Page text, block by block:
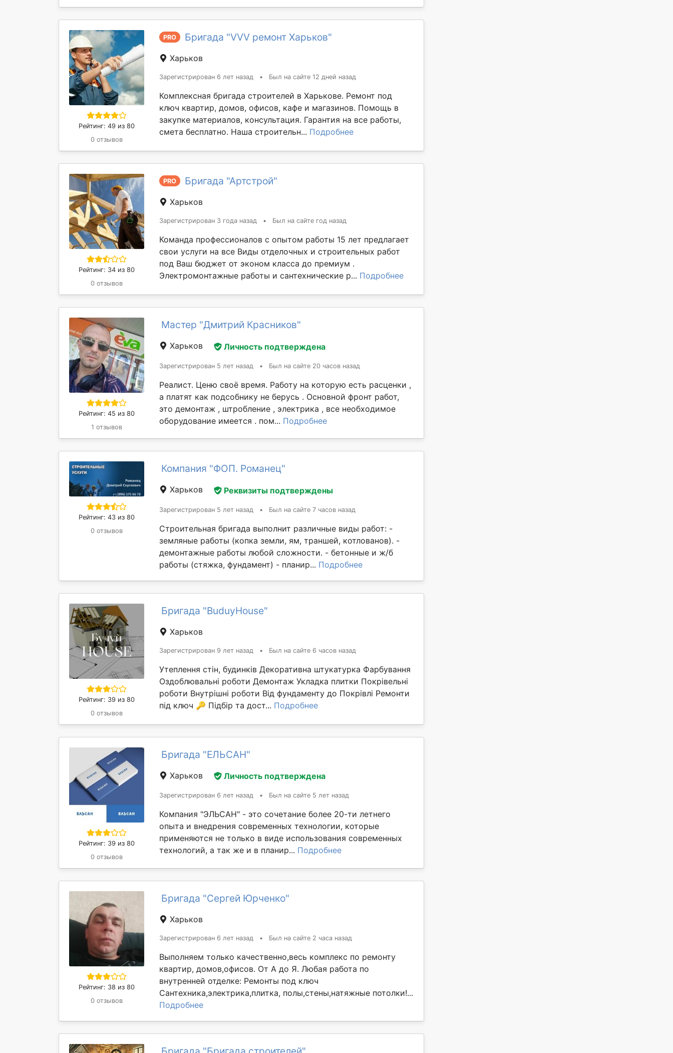
Рейтинг: 49 из 80
0 отзывов
PRO Бригада "VVV ремонт Харьков"
Харьков
Зарегистрирован 6 лет назад • Был на сайте 12 дней назад
Комплексная бригада строителей в Харькове. Ремонт под
ключ квартир, домов, офисов, кафе и магазинов. Помощь в
закупке материалов, консультация. Гарантия на все работы,
смета бесплатно. Наша строительн... Подробнее
Рейтинг: 34 из 80
0 отзывов
PRO Бригада "Артстрой"
Харьков
Зарегистрирован 3 года назад • Был на сайте год назад
Команда профессионалов с опытом работы 15 лет предлагает
свои услуги на все Виды отделочных и строительных работ
под Ваш бюджет от эконом класса до премиум .
Электромонтажные работы и сантехнические р... Подробнее
Рейтинг: 45 из 80
1 отзывов
Мастер "Дмитрий Красников"
Харьков Личность подтверждена
Зарегистрирован 5 лет назад • Был на сайте 20 часов назад
Реалист. Ценю своё время. Работу на которую есть расценки ,
а платят как подсобнику не берусь . Основной фронт работ,
это демонтаж , штробление , электрика , все необходимое
оборудование имеется . пом... Подробнее
Рейтинг: 43 из 80
0 отзывов
Компания "ФОП. Романец"
Харьков Реквизиты подтверждены
Зарегистрирован 5 лет назад • Был на сайте 7 часов назад
Строительная бригада выполнит различные виды работ: -
земляные работы (копка земли, ям, траншей, котлованов). -
демонтажные работы любой сложности. - бетонные и ж/б
работы (стяжка, фундамент) - планир... Подробнее
Рейтинг: 39 из 80
0 отзывов
Бригада "BuduyHouse"
Харьков
Зарегистрирован 9 лет назад • Был на сайте 6 часов назад
Утеплення стін, будинків Декоративна штукатурка Фарбування
Оздоблювальні роботи Демонтаж Укладка плитки Покрівельні
роботи Внутрішні роботи Від фундаменту до Покрівлі Ремонти
під ключ 🔑 Підбір та дост... Подробнее
Рейтинг: 39 из 80
0 отзывов
Бригада "ЕЛЬСАН"
Харьков Личность подтверждена
Зарегистрирован 6 лет назад • Был на сайте 5 лет назад
Компания "ЭЛЬСАН" - это сочетание более 20-ти летнего
опыта и внедрения современных технологии, которые
применяются не только в виде использования современных
технологий, а так же и в планир... Подробнее
Рейтинг: 38 из 80
0 отзывов
Бригада "Сергей Юрченко"
Харьков
Зарегистрирован 6 лет назад • Был на сайте 2 часа назад
Выполняем только качественно,весь комплекс по ремонту
квартир, домов,офисов. От А до Я. Любая работа по
внутренней отделке: Ремонты под ключ
Сантехника,электрика,плитка, полы,стены,натяжные потолки!...
Подробнее